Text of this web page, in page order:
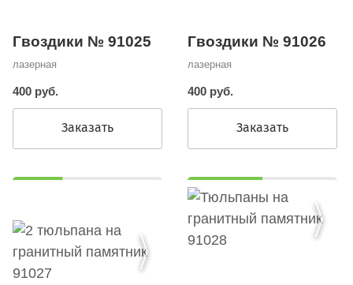
Гвоздики № 91025
лазерная
400 руб.
Заказать
Гвоздики № 91026
лазерная
400 руб.
Заказать